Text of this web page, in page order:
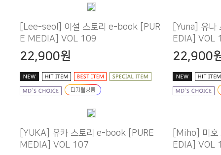
E MEDIA] VOL 109
22,900원
EDIA] VOL
22,900
MEDIA] VOL 107 EDIA] VOL